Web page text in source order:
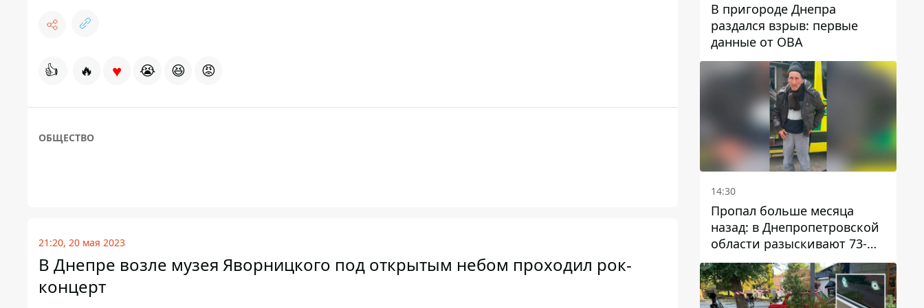
👍 🔥 ♥ 😭 😆 😡
ОБЩЕСТВО
21:20, 20 мая 2023
В Днепре возле музея Яворницкого под открытым небом проходил рок-
концерт
В пригороде Днепра
раздался взрыв: первые
данные от ОВА
14:30
Пропал больше месяца
назад: в Днепропетровской
области разыскивают 73-
летнего мужчину